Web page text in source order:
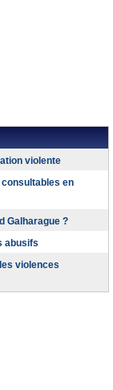
violente
en
Galharague ?
abusifs
violences